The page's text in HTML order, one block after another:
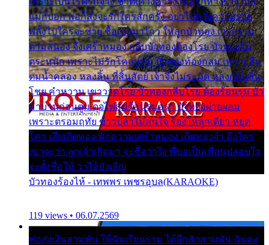
แม่ก็บอก พ่อก็สั่งจะรักใครสักครั้ง อย่าไปหวังความรวย
พลั้งไปใครจะช่วย ซื้อเปลมาไกว ให้ลูกบัวทอง เวรกรรม
ตามสนอง จึงเศร้าหมอง กลีบบัวทองต้องโรย บัวทองไม่
ตระหนัก เพราะไม่รักโคลนตม บัวทองท้องกลม เพราะลืม
ตมน้ำคลอง หลงลิ้น ที่สิ้นสัตย์ เจ้าจึงไม่ระมัด หลงกลิ่นลิ้น
โชย คำหวาน เขาวาดโรย บัวทองกลีบโรย ต้องร้อนรุม บัว
มาบานก่อนตูม ดุจไฟสุมร้อนรุมอุรา บัวทองผ่ายผอม
เพราะตรอมฤทัย ข้าวปลาไม่สนใจ ร้องไห้ลูกเดียว หยุด
โศก เสียเถิดทอง พักความเศร้าหมอง เถิดทองจ๋า ถึงใคร
เขาจะว่า ลูกเจ้าเกิดมา จะชื่อว่าไง พี่ขอเป็นเพื่อนปลอบใจ
จะตั้งชื่อให้ ว่าไอ้บังเอิญ
บัวทองร้องไห้ - เทพพร เพชรอุบล(KARAOKE)
119 views • 06.07.2569
พ่อส่งเงินสามพัน ให้ฉันเรียนราม ได้อีกสักสามพัน ฉันคง